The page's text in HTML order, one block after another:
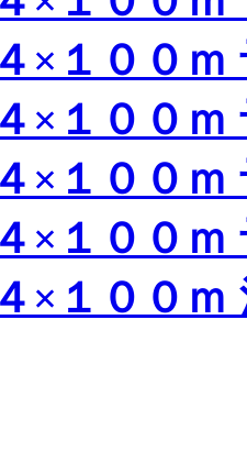
×１００ｍ
×１００ｍ
×１００ｍ
×１００ｍ
×１００ｍ